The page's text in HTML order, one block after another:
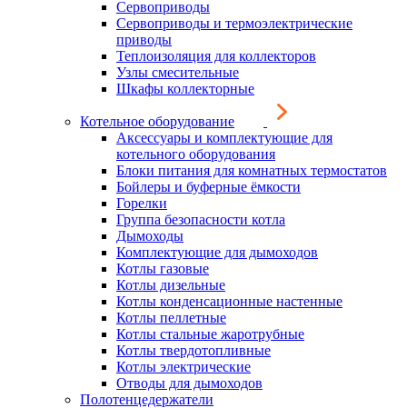
Сервоприводы
Сервоприводы и термоэлектрические
приводы
Теплоизоляция для коллекторов
Узлы смесительные
Шкафы коллекторные
Котельное оборудование
Аксессуары и комплектующие для
котельного оборудования
Блоки питания для комнатных термостатов
Бойлеры и буферные ёмкости
Горелки
Группа безопасности котла
Дымоходы
Комплектующие для дымоходов
Котлы газовые
Котлы дизельные
Котлы конденсационные настенные
Котлы пеллетные
Котлы стальные жаротрубные
Котлы твердотопливные
Котлы электрические
Отводы для дымоходов
Полотенцедержатели